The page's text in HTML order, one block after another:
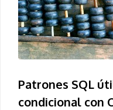
Patrones SQL
condicional con